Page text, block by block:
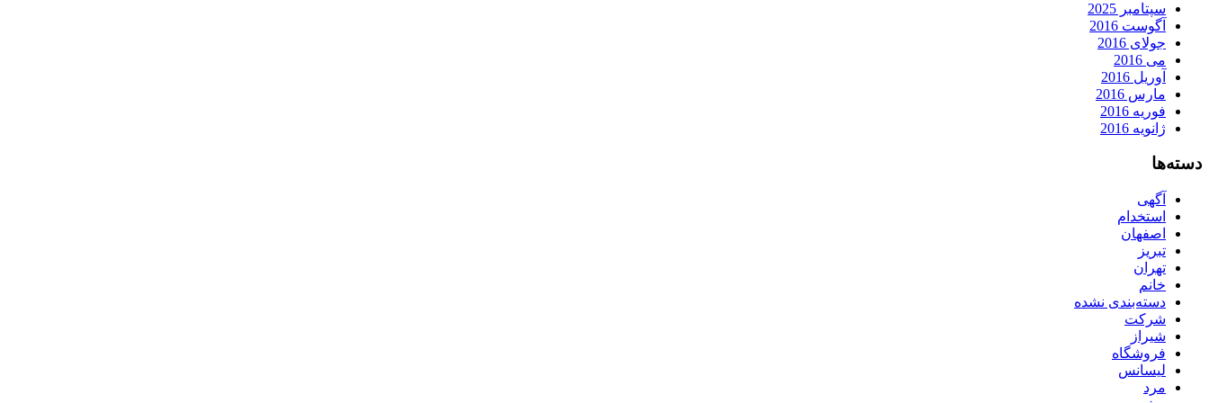
سپتامبر 2025
آگوست 2016
جولای 2016
می 2016
آوریل 2016
مارس 2016
فوریه 2016
ژانویه 2016
دسته‌ها
آگهی
استخدام
اصفهان
تبریز
تهران
خانم
دسته‌بندی نشده
شرکت
شیراز
فروشگاه
لیسانس
مرد